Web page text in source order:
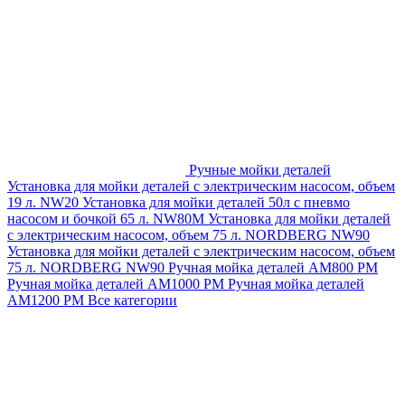
Ручные мойки деталей
Установка для мойки деталей с электрическим насосом, объем
19 л. NW20 Установка для мойки деталей 50л с пневмо
насосом и бочкой 65 л. NW80M Установка для мойки деталей
с электрическим насосом, объем 75 л. NORDBERG NW90
Установка для мойки деталей с электрическим насосом, объем
75 л. NORDBERG NW90 Ручная мойка деталей АМ800 РМ
Ручная мойка деталей АМ1000 РМ Ручная мойка деталей
АМ1200 РМ Все категории